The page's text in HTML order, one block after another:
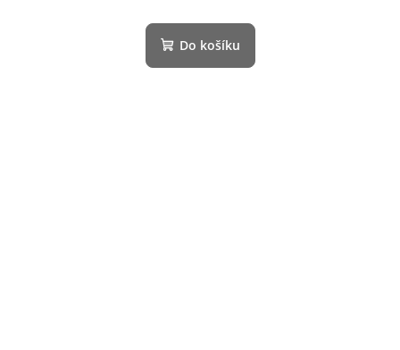
Do košíku